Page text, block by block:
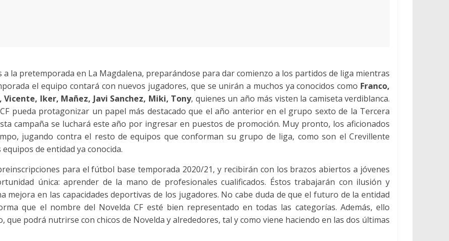
a la pretemporada en La Magdalena, preparándose para dar comienzo a los partidos de liga mientras
el equipo contará con nuevos jugadores, que se unirán a muchos ya conocidos como Franco,
Iker, Mañez, Javi Sanchez, Miki, Tony, quienes un año más visten la camiseta verdiblanca.
pueda protagonizar un papel más destacado que el año anterior en el grupo sexto de la Tercera
campaña se luchará este año por ingresar en puestos de promoción. Muy pronto, los aficionados
jugando contra el resto de equipos que conforman su grupo de liga, como son el Crevillente
de entidad ya conocida.
para el fútbol base temporada 2020/21, y recibirán con los brazos abiertos a jóvenes
única: aprender de la mano de profesionales cualificados. Éstos trabajarán con ilusión y
mejora en las capacidades deportivas de los jugadores. No cabe duda de que el futuro de la entidad
que el nombre del Novelda CF esté bien representado en todas las categorías. Además, ello
podrá nutrirse con chicos de Novelda y alrededores, tal y como viene haciendo en las dos últimas